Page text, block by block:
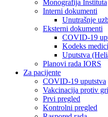
Monografija Instituta
Interni dokumenti
Unutrašnje
Eksterni dokumenti
COVID-19
Kodeks
Uputstva
Planovi rada IORS
Za pacijente
COVID-19 uputstva
Vakcinacija protiv
Prvi pregled
Kontrolni pregled